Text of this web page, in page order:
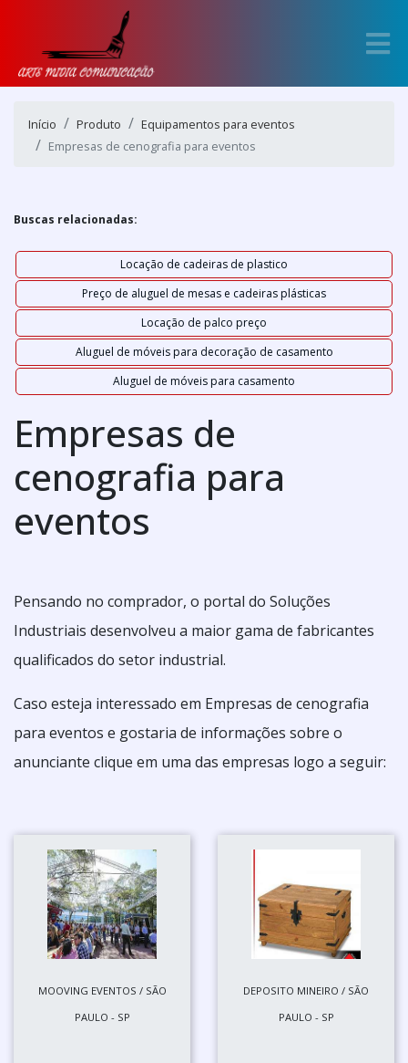
Início Produto
Equipamentos para eventos
Empresas de cenografia para eventos
Buscas relacionadas:
Locação de cadeiras de plastico
Preço de aluguel de mesas e cadeiras plásticas
Locação de palco preço
Aluguel de móveis para decoração de casamento
Aluguel de móveis para casamento
Empresas de
cenografia para
eventos
Pensando no comprador, o portal do Soluções
Industriais desenvolveu a maior gama de fabricantes
qualificados do setor industrial.
Caso esteja interessado em Empresas de cenografia
para eventos e gostaria de informações sobre o
anunciante clique em uma das empresas logo a seguir:
MOOVING EVENTOS / SÃO
PAULO - SP
DEPOSITO MINEIRO / SÃO
PAULO - SP